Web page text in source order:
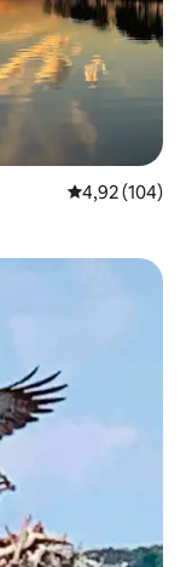
Évaluation
4,92 (104)